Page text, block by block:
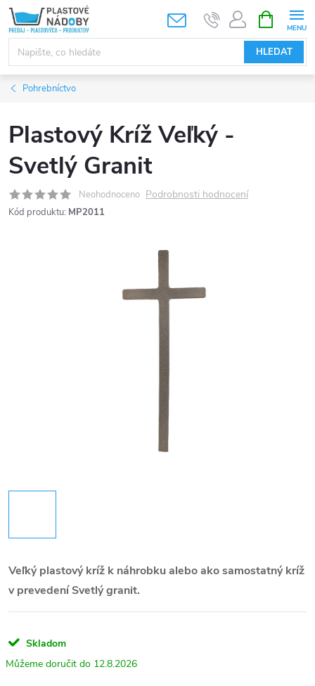
Přejít
na
obsah
HLEDAT
NÁKUPNÍ
KOŠÍK
Pohrebníctvo
Plastový Kríž Veľký -
Svetlý Granit
Neohodnoceno Podrobnosti hodnocení
Kód produktu: MP2011
Veľký plastový kríž k náhrobku alebo ako samostatný kríž
v prevedení Svetlý granit.
Skladom
12.8.2026